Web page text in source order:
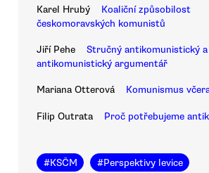
Karel Hrubý
Koaliční způsobilost
českomoravských komunistů
Jiří Pehe
Stručný antikomunistický
antikomunistický argumentář
Mariana Otterová Komunismus
Filip Outrata Proč potřebujeme
#KSČM #Perspektivy levice